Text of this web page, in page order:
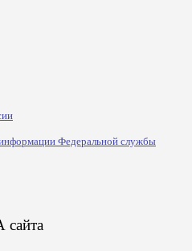
Федеральной службы